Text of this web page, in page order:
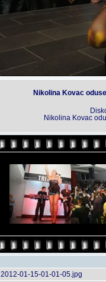
Nikolina Kovac
Nikolina Kovac
2012-01-15-01-01-05.jpg